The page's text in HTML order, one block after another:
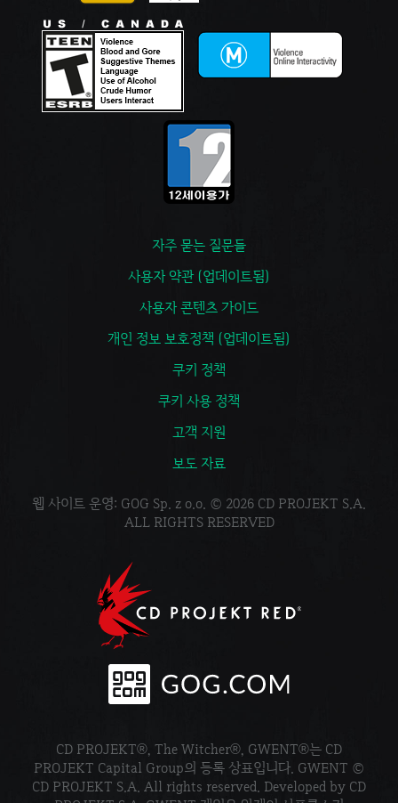
자주 묻는 질문들
사용자 약관 (업데이트됨)
사용자 콘텐츠 가이드
개인 정보 보호정책 (업데이트됨)
쿠키 정책
쿠키 사용 정책
고객 지원
보도 자료
웹 사이트 운영: GOG Sp. z o.o. © 2026 CD PROJEKT S.A.
ALL RIGHTS RESERVED
CD PROJEKT®, The Witcher®, GWENT®는 CD
PROJEKT Capital Group의 등록 상표입니다. GWENT ©
CD PROJEKT S.A. All rights reserved. Developed by CD